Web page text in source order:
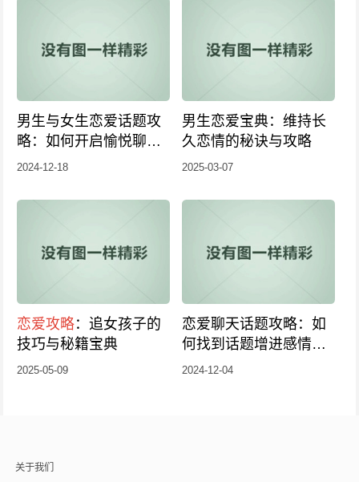
男生与女生恋爱话题攻
略：如何开启愉悦聊天
之旅？
2024-12-18
男生恋爱宝典：维持长
久恋情的秘诀与攻略
2025-03-07
恋爱攻略：追女孩子的
技巧与秘籍宝典
2025-05-09
恋爱聊天话题攻略：如
何找到话题增进感情？
恋爱话题推荐，轻松开
2024-12-04
关于我们